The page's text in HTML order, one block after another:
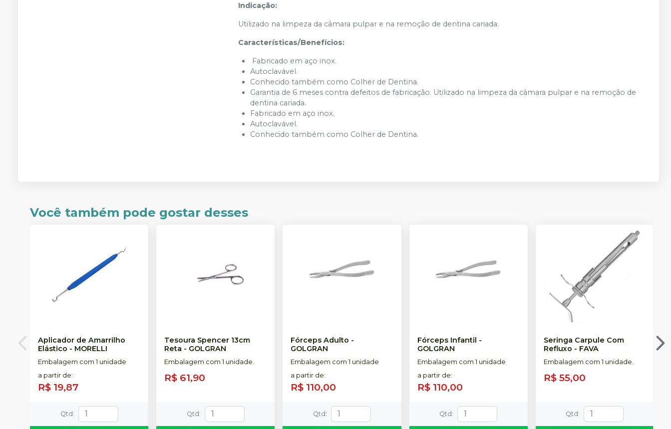
Indicação:
Utilizado na limpeza da câmara pulpar e na remoção de dentina cariada.
Características/Benefícios:
Fabricado em aço inox.
Autoclavável.
Conhecido também como Colher de Dentina.
Garantia de 6 meses contra defeitos de fabricação. Utilizado na limpeza da câmara pulpar e na remoção de
dentina cariada.
Fabricado em aço inox.
Autoclavável.
Conhecido também como Colher de Dentina.
Você também pode gostar desses
Aplicador de Amarrilho
Elástico - MORELLI
Embalagem com 1 unidade
a partir de:
R$ 19,87
Qtd :
Tesoura Spencer 13cm
Reta - GOLGRAN
Embalagem com 1 unidade.
R$ 61,90
Qtd :
Fórceps Adulto -
GOLGRAN
Embalagem com 1 unidade
a partir de:
R$ 110,00
Qtd :
Fórceps Infantil -
GOLGRAN
Embalagem com 1 unidade
a partir de:
R$ 110,00
Qtd :
Seringa Carpule Com
Refluxo - FAVA
Embalagem com 1 unidade.
R$ 55,00
Qtd :